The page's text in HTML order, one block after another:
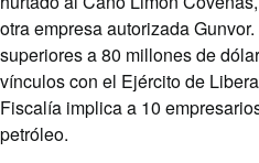
otra empresa autorizada
superiores a 80 millones de
vínculos con el Ejército de
Fiscalía implica a 10
petróleo.